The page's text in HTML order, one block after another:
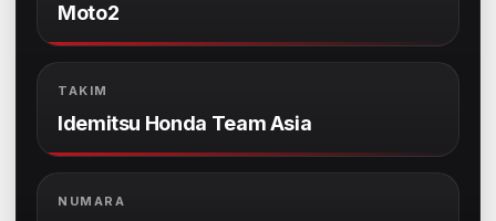
Moto2
TAKIM
Idemitsu Honda Team Asia
NUMARA